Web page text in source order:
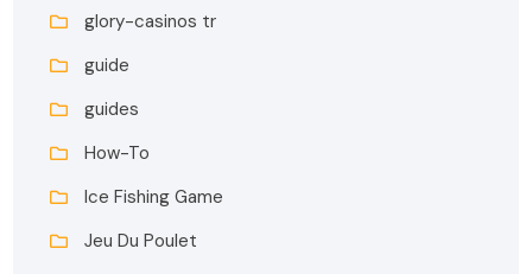
glory-casinos tr
guide
guides
How-To
Ice Fishing Game
Jeu Du Poulet